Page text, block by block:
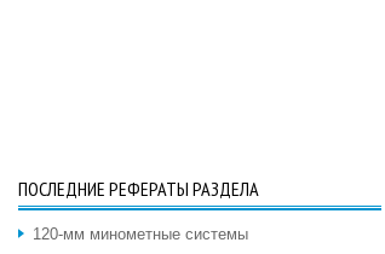
ПОСЛЕДНИЕ РЕФЕРАТЫ РАЗДЕЛА
120-мм минометные системы